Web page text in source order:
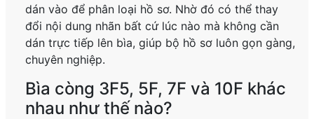
dán vào để phân loại hồ sơ. Nhờ đó có thể thay
đổi nội dung nhãn bất cứ lúc nào mà không cần
dán trực tiếp lên bìa, giúp bộ hồ sơ luôn gọn gàng,
chuyên nghiệp.
Bìa còng 3F5, 5F, 7F và 10F khác
nhau như thế nào?